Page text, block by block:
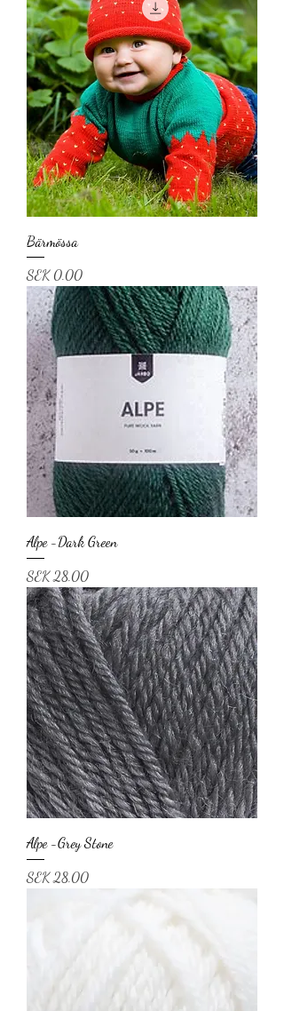
Bärmössa
Price
SEK 0.00
Alpe -Dark Green
Price
SEK 28.00
Alpe -Grey Stone
Price
SEK 28.00